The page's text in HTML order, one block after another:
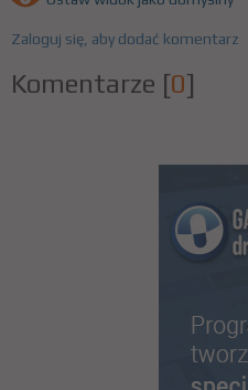
Zaloguj się, aby dodać komentarz
Komentarze [0]